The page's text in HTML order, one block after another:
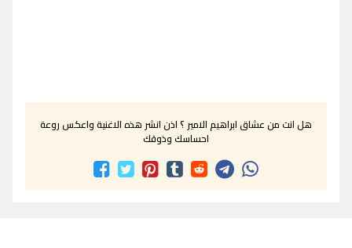
هل انت من عشاق ابراهيم الامير ؟ اذن انشر هذه الاغنية واعكس روعة
احساسك وذوقك